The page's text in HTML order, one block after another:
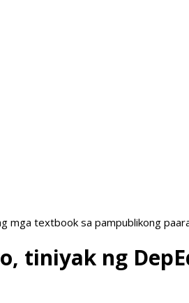
mga textbook sa pampublikong
tiniyak ng